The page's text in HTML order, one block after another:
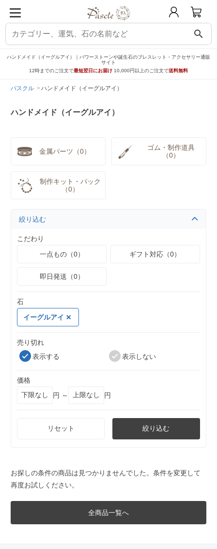
search
ハンドメイド（イーグルアイ）｜パワーストーンや誕生石のブレスレット・アクセサリー通販
サイト
12時までのご注文で最短翌日にお届け 10,000円以上のご注文で送料無料
パスクル ハンドメイド（イーグルアイ）
ハンドメイド（イーグルアイ）
金属パーツ（0）
ゴム・制作道具
（0）
制作キット・パック
（0）
絞り込む
こだわり
一点もの（0）
ギフト対応（0）
即日発送（0）
石
イーグルアイ
売り切れ
表示する
表示しない
価格
円 ～
円
リセット 絞り込む
お探しの条件の商品は見つかりませんでした。条件を変更して
再度お試しください。
全商品一覧へ